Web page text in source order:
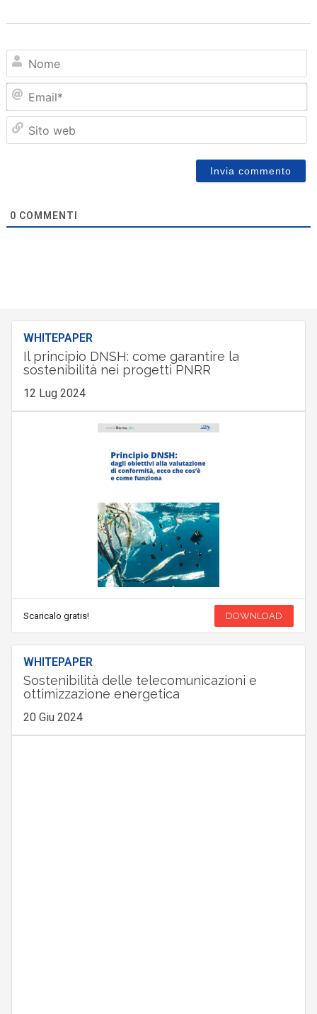
0 COMMENTI
WHITEPAPER
Il principio DNSH: come garantire la
sostenibilità nei progetti PNRR
12 Lug 2024
Scaricalo gratis! DOWNLOAD
WHITEPAPER
Sostenibilità delle telecomunicazioni e
ottimizzazione energetica
20 Giu 2024